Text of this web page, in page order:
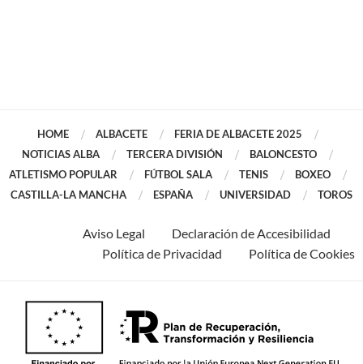
HOME ALBACETE
FERIA DE ALBACETE 2025
NOTICIAS ALBA
TERCERA DIVISIÓN
BALONCESTO
ATLETISMO POPULAR
FÚTBOL SALA TENIS
BOXEO
CASTILLA-LA MANCHA
ESPAÑA UNIVERSIDAD TOROS
Aviso Legal
Declaración de Accesibilidad
Política de Privacidad
Política de Cookies